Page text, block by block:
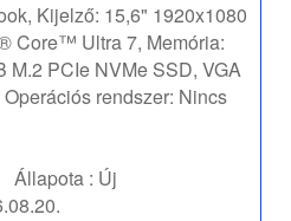
Kijelző: 15,6" 1920x1080
Core™ Ultra 7, Memória:
M.2 PCIe NVMe SSD, VGA
rendszer: Nincs
Állapota : Új